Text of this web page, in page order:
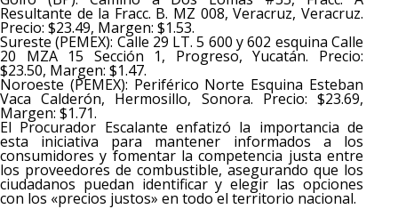
Resultante de la Fracc. B. MZ 008, Veracruz, Veracruz.
Precio: $23.49, Margen: $1.53.
Sureste (PEMEX): Calle 29 LT. 5 600 y 602 esquina Calle
20 MZA 15 Sección 1, Progreso, Yucatán. Precio:
$23.50, Margen: $1.47.
Noroeste (PEMEX): Periférico Norte Esquina Esteban
Vaca Calderón, Hermosillo, Sonora. Precio: $23.69,
Margen: $1.71.
El Procurador Escalante enfatizó la importancia de
esta iniciativa para mantener informados a los
consumidores y fomentar la competencia justa entre
los proveedores de combustible, asegurando que los
ciudadanos puedan identificar y elegir las opciones
con los «precios justos» en todo el territorio nacional.